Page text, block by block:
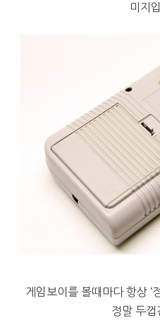
미지
게임보이를 볼때마다 항상 ‘
정말 두껍